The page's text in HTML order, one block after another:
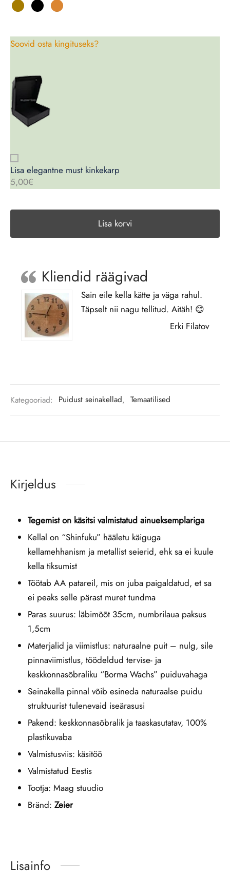
Soovid osta kingituseks?
Lisa elegantne must kinkekarp
5,00€
Lisa korvi
Kliendid räägivad
Sain eile kella kätte ja väga rahul.
Täpselt nii nagu tellitud. Aitäh! 😊
Erki Filatov
Kategooriad: Puidust seinakellad, Temaatilised
Kirjeldus
Tegemist on käsitsi valmistatud ainueksemplariga
Kellal on “Shinfuku” hääletu käiguga
kellamehhanism ja metallist seierid, ehk sa ei kuule
kella tiksumist
Töötab AA patareil, mis on juba paigaldatud, et sa
ei peaks selle pärast muret tundma
Paras suurus: läbimõõt 35cm, numbrilaua paksus
1,5cm
Materjalid ja viimistlus: naturaalne puit – nulg, sile
pinnaviimistlus, töödeldud tervise- ja
keskkonnasõbraliku “Borma Wachs” puiduvahaga
Seinakella pinnal võib esineda naturaalse puidu
struktuurist tulenevaid iseärasusi
Pakend: keskkonnasõbralik ja taaskasutatav, 100%
plastikuvaba
Valmistusviis: käsitöö
Valmistatud Eestis
Tootja: Maag stuudio
Bränd: Zeier
Lisainfo